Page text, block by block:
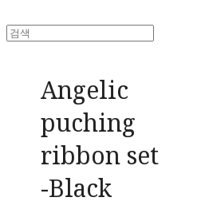
Angelic
puching
ribbon set
-Black